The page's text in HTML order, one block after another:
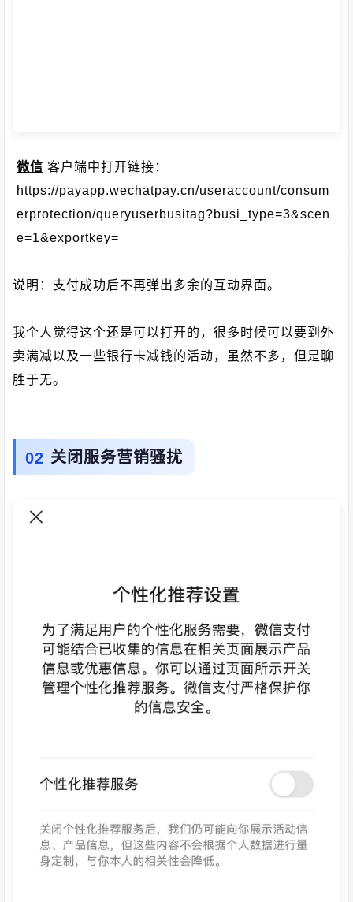
微信 客户端中打开链接：
https://payapp.wechatpay.cn/useraccount/consum
erprotection/queryuserbusitag?busi_type=3&scen
e=1&exportkey=
说明：支付成功后不再弹出多余的互动界面。
我个人觉得这个还是可以打开的，很多时候可以要到外
卖满减以及一些银行卡减钱的活动，虽然不多，但是聊
胜于无。
关闭服务营销骚扰